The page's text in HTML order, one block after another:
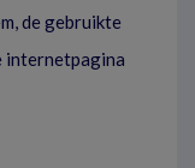
de gebruikte
internetpagina